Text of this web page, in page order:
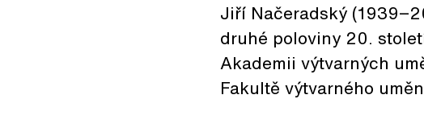
Jiří Načeradský
druhé poloviny 20.
Akademii výtvarných
Fakultě výtvarného